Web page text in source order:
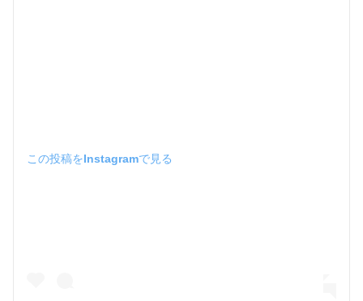
この投稿をInstagramで見る